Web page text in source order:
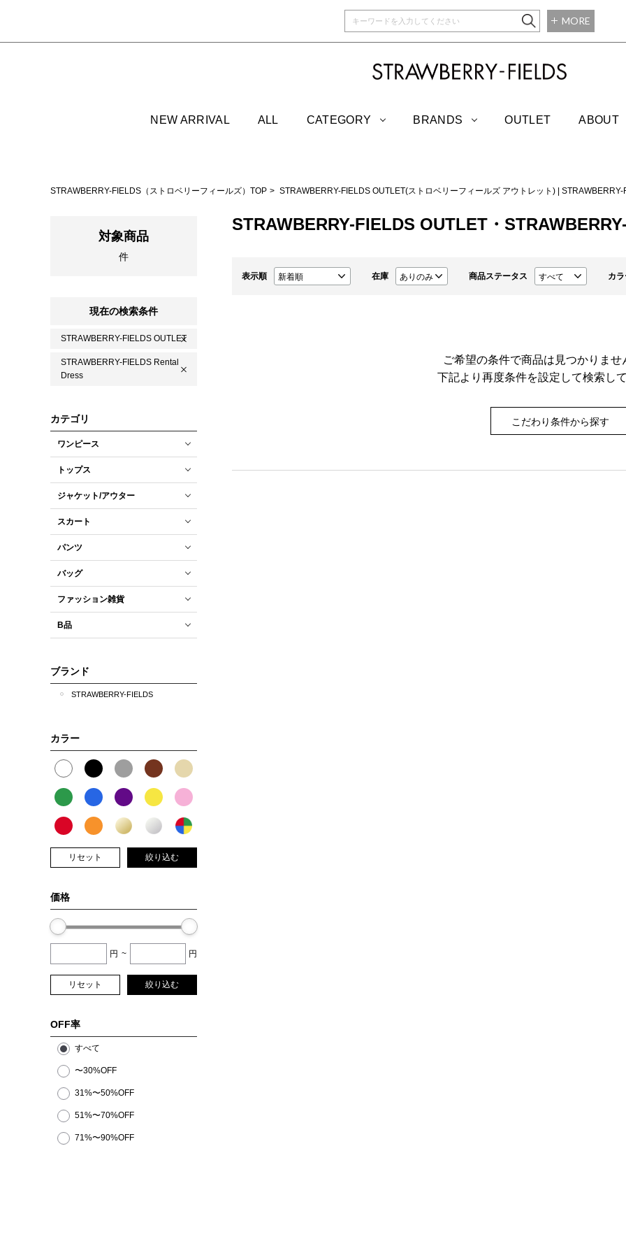
MORE
NEW ARRIVAL ALL CATEGORY BRANDS OUTLET ABOUT
STRAWBERRY-FIELDS（ストロベリーフィールズ）TOP STRAWBERRY-FIELDS OUTLET(ストロベリーフィールズ アウトレット)
対象商品
件
現在の検索条件
STRAWBERRY-FIELDS OUTLET
STRAWBERRY-FIELDS Rental
Dress
カテゴリ
ワンピース
トップス
ジャケット/アウター
スカート
パンツ
バッグ
ファッション雑貨
B品
ブランド
STRAWBERRY-FIELDS
カラー
リセット 絞り込む
価格
円 ~ 円
リセット 絞り込む
OFF率
すべて
〜30%OFF
31%〜50%OFF
51%〜70%OFF
71%〜90%OFF
STRAWBERRY-FIELDS OUTLET・
表示順 在庫 商品ステータス カ
ご希望の条件で商品は見つかりませ
下記より再度条件を設定して検索して
こだわり条件から探す